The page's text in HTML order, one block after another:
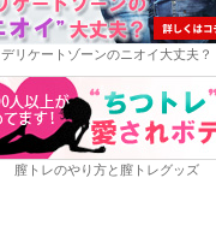
デリケートゾーンのニオイ大丈夫？
膣トレのやり方と膣トレグッズ